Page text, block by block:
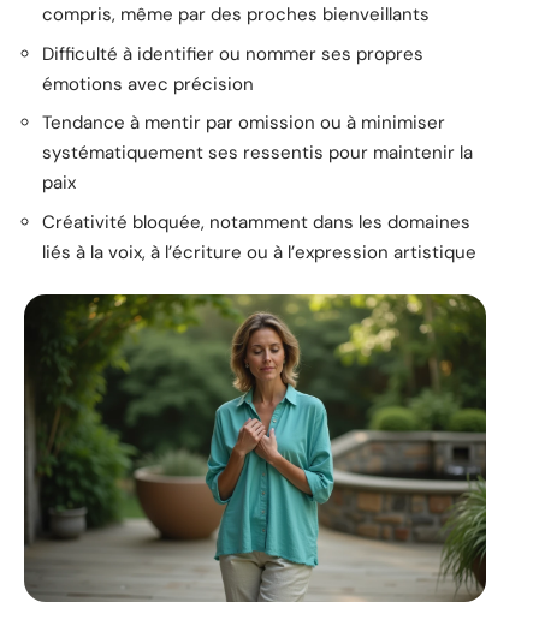
compris, même par des proches bienveillants
Difficulté à identifier ou nommer ses propres
émotions avec précision
Tendance à mentir par omission ou à minimiser
systématiquement ses ressentis pour maintenir la
paix
Créativité bloquée, notamment dans les domaines
liés à la voix, à l’écriture ou à l’expression artistique